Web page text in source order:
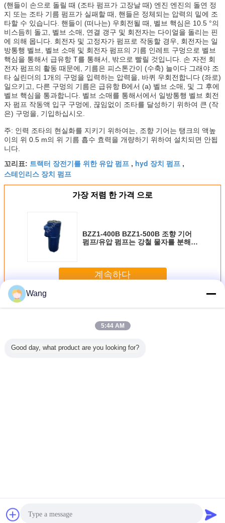
(핸들이 손으로 돌릴 때 (조타 펌프가 고장날 때) 엔진 엔진의 돌연 정
지 또는 조타 기름 펌프가 실패할 때, 핸들은 정체되는 압력의 밑에 조
타할 수 있습니다. 핸들이 (떠나는) 우회전될 때, 벨브 핵심은 10.5 °의
비스듬히 돌고, 벨브 소매, 연결 갱구 및 회전자는 다이얼을 돌리는 핀
에 의해 몹니다. 회전자 및 고정자가 펌프로 작동할 경우, 회전자는 일
방통행 벨브, 벨브 소매 및 회전자 펌프의 기름 인레트 구멍으로 벨브
핵심을 통해서 급유항 T를 통해서, 밖으로 빨릴 것입니다. 손 자전 회
전자 펌프의 활동 때문에, 기름은 피스톤간이 (수축) 늘이다 그래야 조
타 실린더의 1개의 구멍을 입력하는 압력을, 바퀴 우회전합니다 (좌로)
일으키고, 다른 구멍의 기름은 급유항 B에서 (a) 벨브 소매, 및 그 후에
벨브 핵심을 통과합니다. 벨브 소매를 통해서에서 일방통행 벨브 회전
자 펌프 작동액 입구 구멍에, 끊임없이 조타를 달성하기 위하여 큰 (작
은) 구멍을, 기입하십시오.
주: 인력 조타의 현실화를 지키기 위하여는, 조향 기어는 탱크의 액높
이의 위 0.5 m의 위 기름 흡수 효력을 개량하기 위하여 설치되면 안됩
니다.
꼬리표: 트랙터 장전기를 위한 유압 펌프 , hyd 장치 펌프 ,
스테인리스 장치 펌프
가장 저렴 한 가격 으로
BZZ1-400B BZZ1-500B 조향 기어
펌프/유압 펌프는 강철 물자를 분해합
계속하다
더 많은 것
잡담
Wang
5:44 AM
Good day, what product are you looking for?